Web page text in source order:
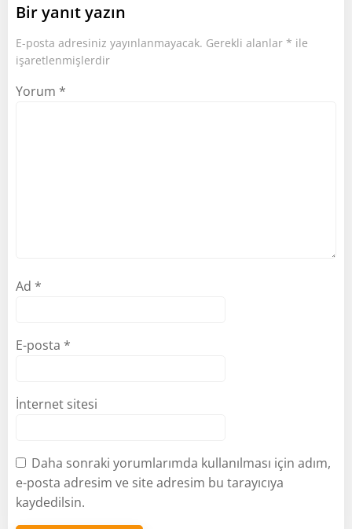
Bir yanıt yazın
E-posta adresiniz yayınlanmayacak. Gerekli alanlar * ile
işaretlenmişlerdir
Yorum *
Ad *
E-posta *
İnternet sitesi
Daha sonraki yorumlarımda kullanılması için adım,
e-posta adresim ve site adresim bu tarayıcıya
kaydedilsin.